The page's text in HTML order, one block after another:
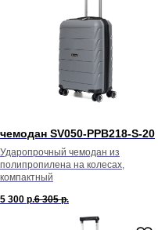
чемодан SV050-PPB218-S-20
Ударопрочный чемодан из
полипропилена на колесах,
компактный
5 300 р.6 305 р.